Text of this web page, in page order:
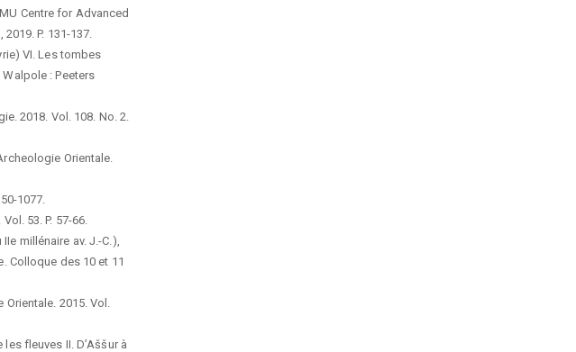
Centre for Advanced
P. 131-137.
VI. Les tombes
: Peeters
2018. Vol. 108. No. 2.
Orientale.
1077.
53. P. 57-66.
millénaire av. J.-C.),
Colloque des 10 et 11
2015. Vol.
fleuves II. D’Aššur à